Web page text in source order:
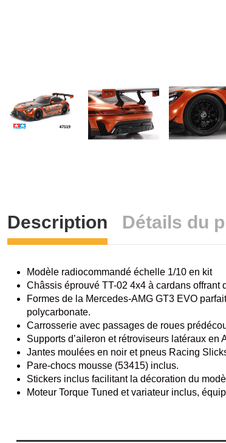
Description Détails du
Modèle radiocommandé échelle 1/10 en kit
Châssis éprouvé TT-02 4x4 à cardans offrant
Formes de la Mercedes-AMG GT3 EVO
polycarbonate.
Carrosserie avec passages de roues
Supports d’aileron et rétroviseurs latéraux en
Jantes moulées en noir et pneus Racing
Pare-chocs mousse (53415) inclus.
Stickers inclus facilitant la décoration du
Moteur Torque Tuned et variateur inclus,